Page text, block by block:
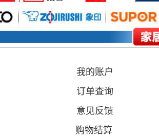
我的账户
订单查询
意见反馈
购物结算